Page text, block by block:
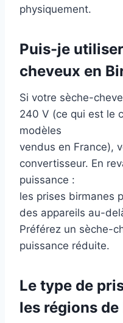
physiquement.
Puis-je
cheveux en
Si votre sèche-
240 V (ce qui est le
modèles
vendus en France),
convertisseur. En
puissance :
les prises birmanes
des appareils au-
Préférez un sèche-
puissance réduite.
Le type de
les régions